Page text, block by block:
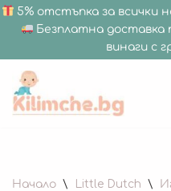
5% отстъпка за всички
Безплатна доставка
винаги с
Продължете
Начало \ Little Dutch \